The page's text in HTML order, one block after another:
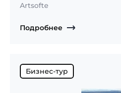
Artsofte
Подробнее
Бизнес-тур